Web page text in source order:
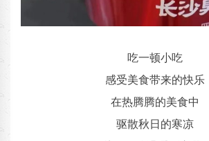
吃一顿小吃
感受美食带来的快乐
在热腾腾的美食中
驱散秋日的寒凉